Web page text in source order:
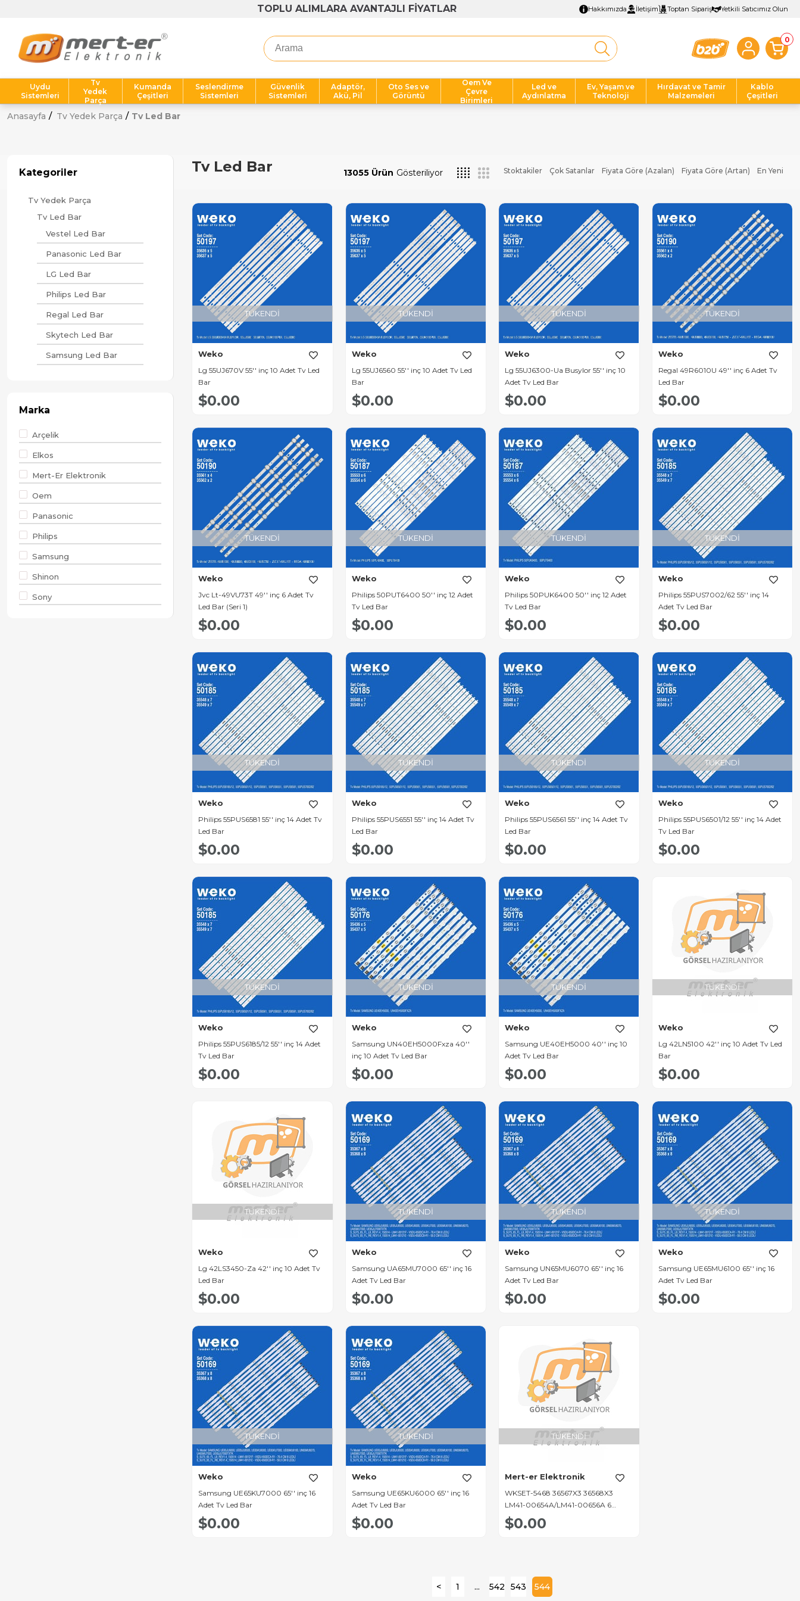
TOPLU ALIMLARA AVANTAJLI FİYATLAR Hakkımızda İletişim Toptan Sipariş Yetkili Satıcımız Olun
0
Uydu
Sistemleri
Tv
Yedek
Parça
Kumanda
Çeşitleri
Seslendirme
Sistemleri
Güvenlik
Sistemleri
Adaptör,
Akü, Pil
Oto Ses ve
Görüntü
Oem Ve
Çevre
Birimleri
Led ve
Aydınlatma
Ev, Yaşam ve
Teknoloji
Hırdavat ve Tamir
Malzemeleri
Kablo
Çeşitleri
Anasayfa Tv Yedek Parça Tv Led Bar
Kategoriler
Tv Yedek Parça
Tv Led Bar
Vestel Led Bar
Panasonic Led Bar
LG Led Bar
Philips Led Bar
Regal Led Bar
Skytech Led Bar
Samsung Led Bar
Arçelik Led Bar
Beko Led Bar
Saba Led Bar
Sharp Led Bar
Crown Led Bar
Yumatu Led Bar
Navitech Led Bar
Awox Led Bar
Altus Led Bar
Sanyo Led Bar
Marka
Arçelik
Elkos
Mert-Er Elektronik
Oem
Panasonic
Philips
Samsung
Shinon
Sony
Tv Led Bar En Yeni
Fiyata Göre (Artan)
Fiyata Göre (Azalan)
Çok Satanlar
Stoktakiler
13055 Ürün
TÜKENDI
Weko
Lg 55UJ670V 55'' inç 10 Adet Tv Led
Bar
$0.00
TÜKENDI
Weko
Lg 55UJ6560 55'' inç 10 Adet Tv Led
Bar
$0.00
TÜKENDI
Weko
Lg 55UJ6300-Ua Busylor 55'' inç 10
Adet Tv Led Bar
$0.00
TÜKENDI
Weko
Regal 49R6010U 49'' inç 6 Adet Tv
Led Bar
$0.00
TÜKENDI
Weko
Jvc Lt-49VU73T 49'' inç 6 Adet Tv
Led Bar (Seri 1)
$0.00
TÜKENDI
Weko
Philips 50PUT6400 50'' inç 12 Adet
Tv Led Bar
$0.00
TÜKENDI
Weko
Philips 50PUK6400 50'' inç 12 Adet
Tv Led Bar
$0.00
TÜKENDI
Weko
Philips 55PUS7002/62 55'' inç 14
Adet Tv Led Bar
$0.00
TÜKENDI
Weko
Philips 55PUS6581 55'' inç 14 Adet Tv
Led Bar
$0.00
TÜKENDI
Weko
Philips 55PUS6551 55'' inç 14 Adet Tv
Led Bar
$0.00
TÜKENDI
Weko
Philips 55PUS6561 55'' inç 14 Adet Tv
Led Bar
$0.00
TÜKENDI
Weko
Philips 55PUS6501/12 55'' inç 14 Adet
Tv Led Bar
$0.00
TÜKENDI
Weko
Philips 55PUS6185/12 55'' inç 14 Adet
Tv Led Bar
$0.00
TÜKENDI
Weko
Samsung UN40EH5000Fxza 40''
inç 10 Adet Tv Led Bar
$0.00
TÜKENDI
Weko
Samsung UE40EH5000 40'' inç 10
Adet Tv Led Bar
$0.00
TÜKENDI
Weko
Lg 42LN5100 42'' inç 10 Adet Tv Led
Bar
$0.00
TÜKENDI
Weko
Lg 42LS3450-Za 42'' inç 10 Adet Tv
Led Bar
$0.00
TÜKENDI
Weko
Samsung UA65MU7000 65'' inç 16
Adet Tv Led Bar
$0.00
TÜKENDI
Weko
Samsung UN65MU6070 65'' inç 16
Adet Tv Led Bar
$0.00
TÜKENDI
Weko
Samsung UE65MU6100 65'' inç 16
Adet Tv Led Bar
$0.00
TÜKENDI
Weko
Samsung UE65KU7000 65'' inç 16
Adet Tv Led Bar
$0.00
TÜKENDI
Weko
Samsung UE65KU6000 65'' inç 16
Adet Tv Led Bar
$0.00
TÜKENDI
Mert-er Elektronik
WKSET-5468 36567X3 36568X3
LM41-00654A/LM41-00656A 6
ADET LED BAR
$0.00
< 1 ... 542 543 544